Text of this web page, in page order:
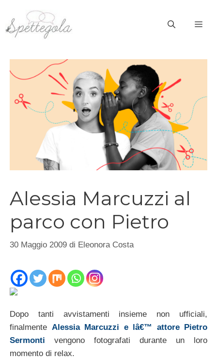
contenuto
Alessia Marcuzzi al
parco con Pietro
30 Maggio 2009 di Eleonora Costa
Dopo tanti avvistamenti insieme non ufficiali,
finalmente Alessia Marcuzzi e lâ€™ attore Pietro
Sermonti vengono fotografati durante un loro
momento di relax.